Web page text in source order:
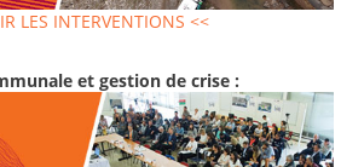
LES INTERVENTIONS <<
et gestion de crise :